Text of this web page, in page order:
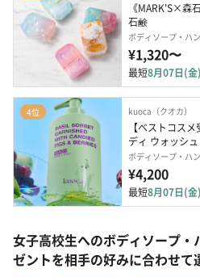
《MARK'S×森
石鹸
ボディソープ・ハ
¥1,320〜
最短8月07日(金)
4位 kuoca（クオカ）
【ベストコス
ディ ウォッシュ
ボディソープ・ハ
¥4,200
最短8月07日(金)
女子高校生へのボディソープ
ゼントを相手の好みに合わせて